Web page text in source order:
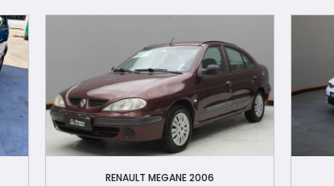
RENAULT MEGANE 2006